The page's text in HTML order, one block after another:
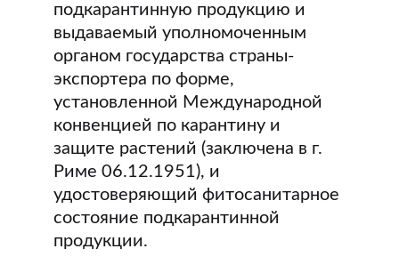
подкарантинную продукцию и
выдаваемый уполномоченным
органом государства страны-
экспортера по форме,
установленной Международной
конвенцией по карантину и
защите растений (заключена в г.
Риме 06.12.1951), и
удостоверяющий фитосанитарное
состояние подкарантинной
продукции.